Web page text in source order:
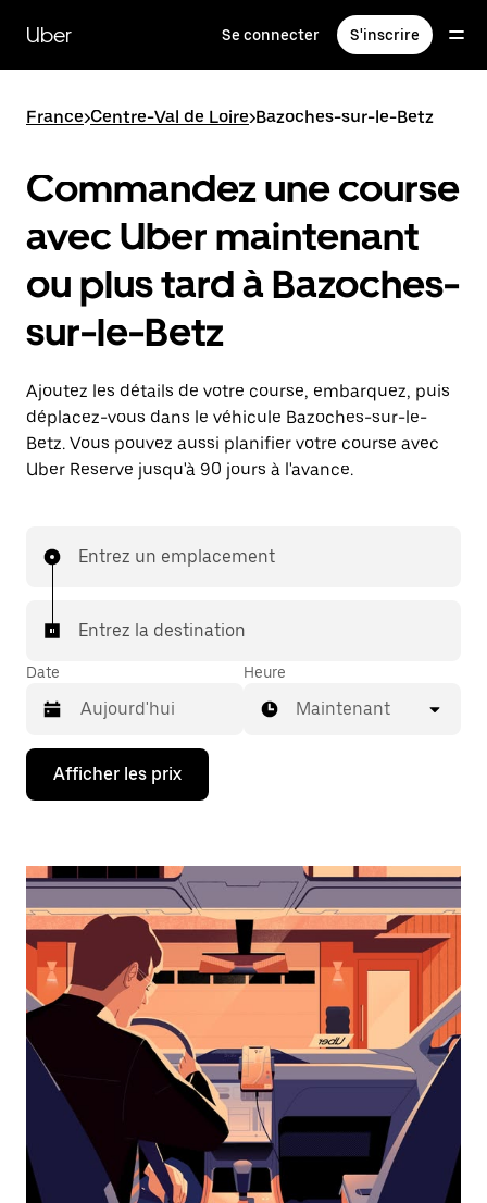
contenu
principal
Uber Se connecter S'inscrire
France>Centre-Val de Loire>Bazoches-sur-le-Betz
Commandez une course
avec Uber maintenant
ou plus tard à Bazoches-
sur-le-Betz
Ajoutez les détails de votre course, embarquez, puis
déplacez-vous dans le véhicule Bazoches-sur-le-
Betz. Vous pouvez aussi planifier votre course avec
Uber Reserve jusqu'à 90 jours à l'avance.
Entrez un emplacement
Entrez la destination
Date
Appuyez
la
bas
interagir
avec
calendrier
et
sélectionner
une
date.
Appuyez
d'échappement
pour
fermer
Heure
Maintenant
Afficher les prix